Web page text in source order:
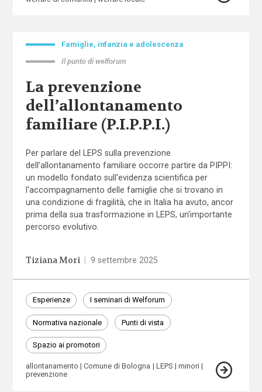
Famiglie, infanzia e adolescenza
Il punto di welforum
La prevenzione
dell’allontanamento
familiare (P.I.P.P.I.)
Per parlare del LEPS sulla prevenzione
dell’allontanamento familiare occorre partire da PIPPI:
un modello fondato sull'evidenza scientifica per
l'accompagnamento delle famiglie che si trovano in
una condizione di fragilità, che in Italia ha avuto, ancor
prima della sua trasformazione in LEPS, un'importante
percorso evolutivo.
Tiziana Mori 9 settembre 2025
Esperienze I seminari di Welforum
Normativa nazionale Punti di vista
Spazio ai promotori
allontanamento Comune di Bologna LEPS
minori
prevenzione